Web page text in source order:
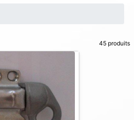
45 produits